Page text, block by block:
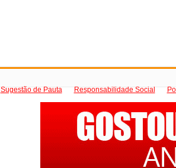
Sugestão de Pauta Responsabilidade Social